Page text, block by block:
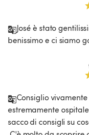
José è stato
benissimo e ci siamo
Consiglio vivamente
estremamente
sacco di consigli su